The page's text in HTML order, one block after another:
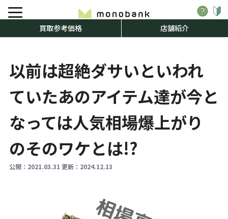
買取参考価格 店舗紹介
以前は超絶ダサいといわれ
ていたあのアイテム達が今と
なっては人気相場爆上がり
のそのワケとは!?
公開： 2021.03.31 更新： 2024.12.13